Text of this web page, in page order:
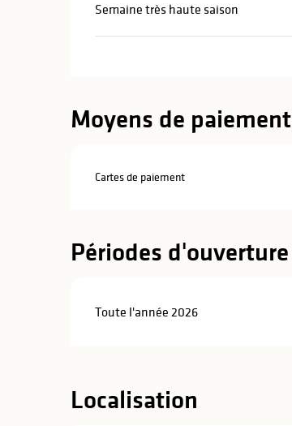
Semaine très haute saison
Moyens de paiement
Cartes de paiement
Périodes d'ouverture
Toute l'année 2026
Localisation